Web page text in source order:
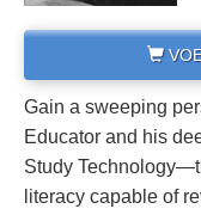
Gain a sweeping
Educator and his
Study
literacy capable of